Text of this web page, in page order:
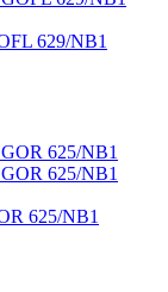
629/NB1
625/NB1